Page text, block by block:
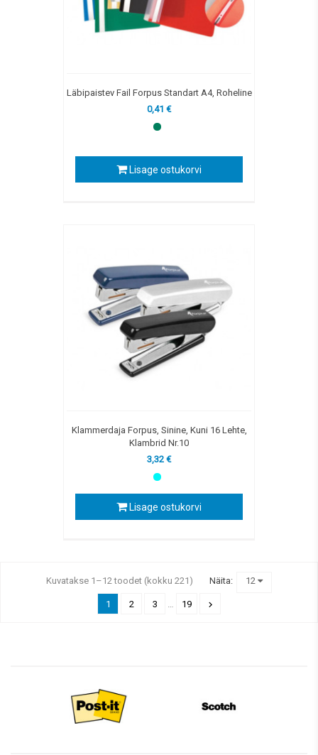
Läbipaistev Fail Forpus Standart A4, Roheline
0,41 €
Lisage ostukorvi
Klammerdaja Forpus, Sinine, Kuni 16 Lehte,
Klambrid Nr.10
3,32 €
Lisage ostukorvi
Kuvatakse 1–12 toodet (kokku 221) Näita: 12
1 2 3 … 19 